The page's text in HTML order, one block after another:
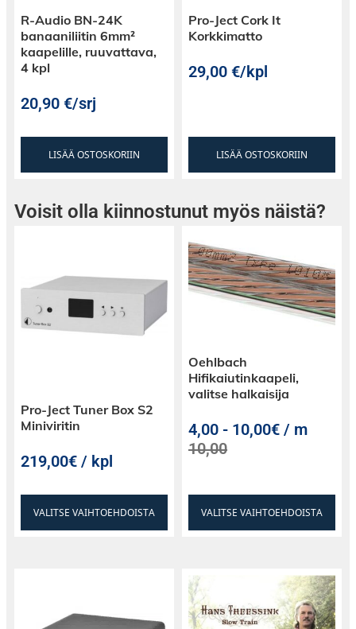
R-Audio BN-24K
banaaniliitin 6mm²
kaapelille, ruuvattava,
4 kpl
20,90€/srj
LISÄÄ OSTOSKORIIN
Pro-Ject Cork It
Korkkimatto
29,00€/kpl
LISÄÄ OSTOSKORIIN
Voisit olla kiinnostunut myös näistä?
Pro-Ject Tuner Box S2
Miniviritin
219,00€ / kpl
VALITSE VAIHTOEHDOISTA
Oehlbach
Hifikaiutinkaapeli,
valitse halkaisija
4,00 - 10,00€ / m
10,00
VALITSE VAIHTOEHDOISTA